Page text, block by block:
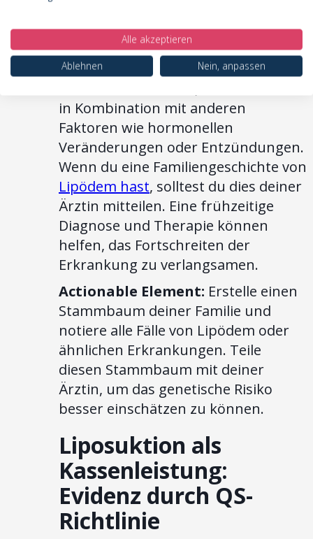
dass eine genetische Veranlagung
nicht bedeutet, dass du zwangsläufig
Lipödem entwickeln wirst. Vielmehr
in Kombination mit anderen
Faktoren wie hormonellen
Veränderungen oder Entzündungen.
Wenn du eine Familiengeschichte von
Lipödem hast, solltest du dies deiner
Ärztin mitteilen. Eine frühzeitige
Diagnose und Therapie können
helfen, das Fortschreiten der
Erkrankung zu verlangsamen.
Actionable Element: Erstelle einen
Stammbaum deiner Familie und
notiere alle Fälle von Lipödem oder
ähnlichen Erkrankungen. Teile
diesen Stammbaum mit deiner
Ärztin, um das genetische Risiko
besser einschätzen zu können.
Liposuktion als
Kassenleistung:
Evidenz durch QS-
Richtlinie
Alle akzeptieren
Ablehnen
Nein, anpassen